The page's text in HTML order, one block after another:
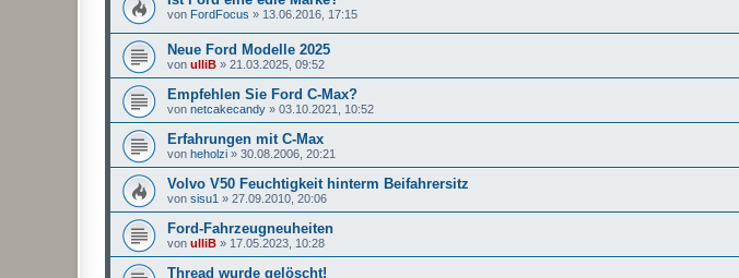
von FordFocus » 13.06.2016, 17:15
Neue Ford Modelle 2025
von ulliB » 21.03.2025, 09:52
Empfehlen Sie Ford C-Max?
von netcakecandy » 03.10.2021, 10:52
Erfahrungen mit C-Max
von heholzi » 30.08.2006, 20:21
Volvo V50 Feuchtigkeit hinterm Beifahrersitz
von sisu1 » 27.09.2010, 20:06
Ford-Fahrzeugneuheiten
von ulliB » 17.05.2023, 10:28
Thread wurde gelöscht!